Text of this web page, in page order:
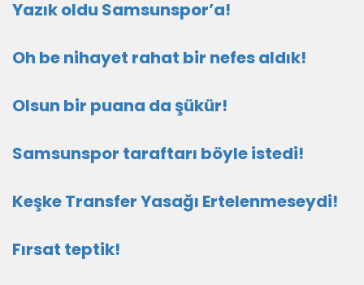
Yazık oldu Samsunspor’a!
Oh be nihayet rahat bir nefes aldık!
Olsun bir puana da şükür!
Samsunspor taraftarı böyle istedi!
Keşke Transfer Yasağı Ertelenmeseydi!
Fırsat teptik!